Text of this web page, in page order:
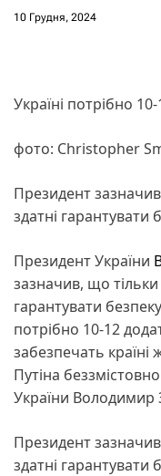
10 Грудня, 2024
Україні потрібно
фото: Christopher
Президент
здатні
Президент України
зазначив, що тільки
гарантувати
потрібно 10-12
забезпечать країні
Путіна
України Володимир
Президент
здатні